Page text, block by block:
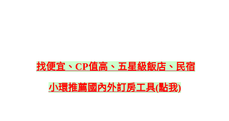
找便宜、CP值高、五星級飯店、民宿
小環推薦國內外訂房工具(點我)